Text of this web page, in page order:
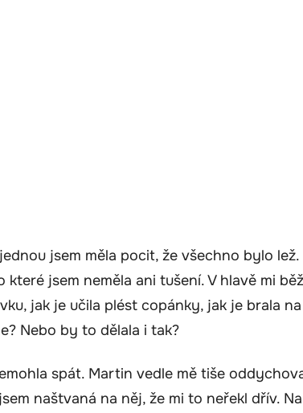
jsem měla pocit, že všechno bylo
které jsem neměla ani tušení. V hlavě mi
jak je učila plést copánky, jak je brala
Nebo by to dělala i tak?
spát. Martin vedle mě tiše
naštvaná na něj, že mi to neřekl dřív.